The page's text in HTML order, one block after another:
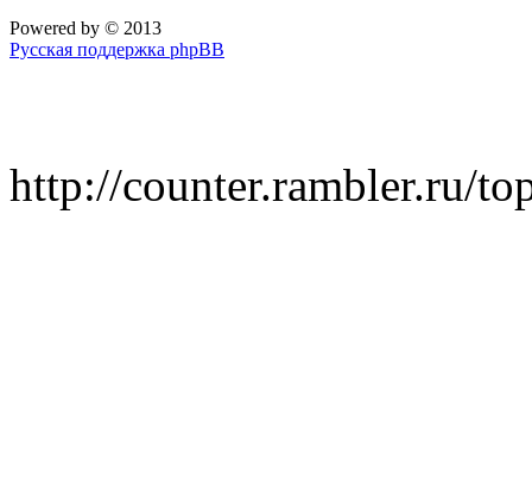
Powered by © 2013
Русская поддержка phpBB
http://counter.rambler.ru/